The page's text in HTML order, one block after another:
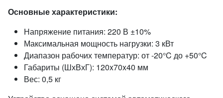
Основные характеристики:
Напряжение питания: 220 В ±10%
Максимальная мощность нагрузки: 3 кВт
Диапазон рабочих температур: от -20°C до +50°C
Габариты (ШхВхГ): 120x70x40 мм
Вес: 0,5 кг